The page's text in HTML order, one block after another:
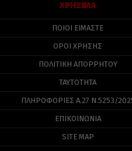
ΧΡΗΣΙΜΑ
ΠΟΙΟΙ ΕΙΜΑΣΤΕ
ΟΡΟΙ ΧΡΗΣΗΣ
ΠΟΛΙΤΙΚΉ ΑΠΟΡΡΉΤΟΥ
ΤΑΥΤΟΤΗΤΑ
ΠΛΗΡΟΦΟΡΊΕΣ Α.27 Ν.5253/
ΕΠΙΚΟΙΝΩΝΙΑ
SITE MAP